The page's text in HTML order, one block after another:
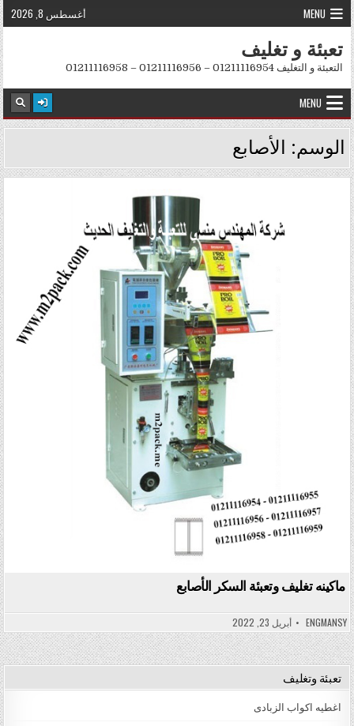
Skip to content
MENU أغسطس 8, 2026
تعبئة و تغليف
التعبئة و التغليف 01211116954 – 01211116956 – 01211116958
MENU
الوسم: الأصابع
ماكينه تغليف وتعبئة السكر الأصابع
ENGMANSY أبريل 23, 2022
تعبئة وتغليف
اغطيه اكواب الزبادى